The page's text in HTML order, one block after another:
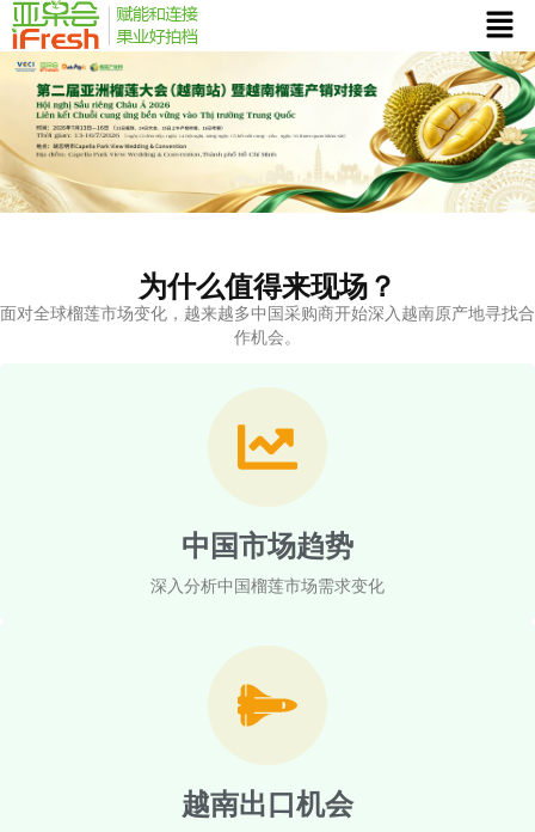
为什么值得来现场？
面对全球榴莲市场变化，越来越多中国采购商开始深入越南原产地寻找合
作机会。
中国市场趋势
深入分析中国榴莲市场需求变化
越南出口机会